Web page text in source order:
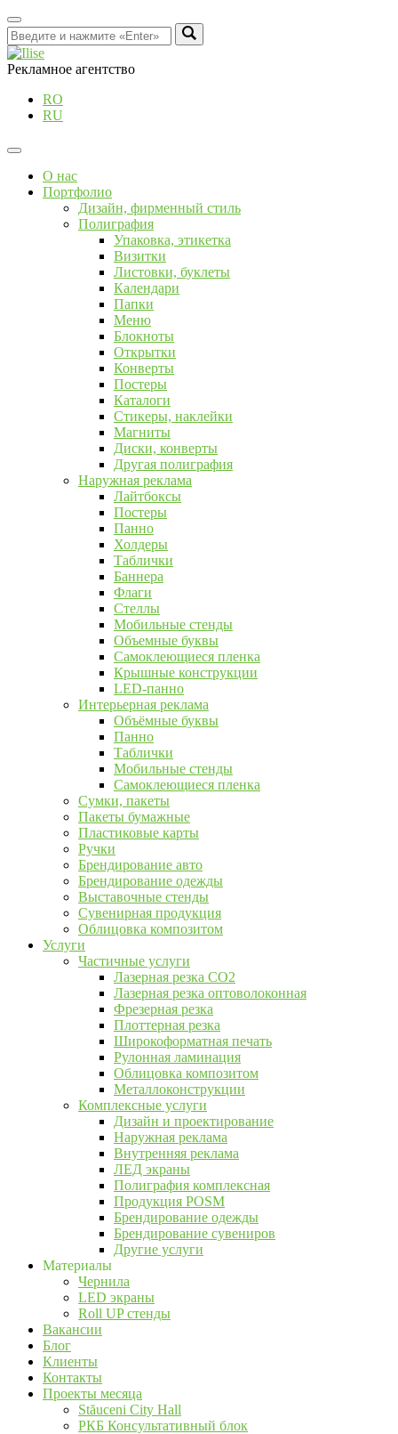
Рекламное агентство
RO
RU
О нас
Портфолио
Дизайн, фирменный стиль
Полиграфия
Упаковка, этикетка
Визитки
Листовки, буклеты
Календари
Папки
Меню
Блокноты
Открытки
Конверты
Постеры
Каталоги
Стикеры, наклейки
Магниты
Диски, конверты
Другая полиграфия
Наружная реклама
Лайтбоксы
Постеры
Панно
Холдеры
Таблички
Баннера
Флаги
Стеллы
Мобильные стенды
Объемные буквы
Самоклеющиеся пленка
Крышные конструкции
LED-панно
Интерьерная реклама
Объёмные буквы
Панно
Таблички
Мобильные стенды
Самоклеющиеся пленка
Сумки, пакеты
Пакеты бумажные
Пластиковые карты
Ручки
Брендирование авто
Брендирование одежды
Выставочные стенды
Сувенирная продукция
Облицовка композитом
Услуги
Частичные услуги
Лазерная резка CO2
Лазерная резка оптоволоконная
Фрезерная резка
Плоттерная резка
Широкоформатная печать
Рулонная ламинация
Облицовка композитом
Металлоконструкции
Комплексные услуги
Дизайн и проектирование
Наружная реклама
Внутренняя реклама
ЛЕД экраны
Полиграфия комплексная
Продукция POSM
Брендирование одежды
Брендирование сувениров
Другие услуги
Материалы
Чернила
LED экраны
Roll UP стенды
Вакансии
Блог
Клиенты
Контакты
Проекты месяца
Stăuceni City Hall
РКБ Консультативный блок